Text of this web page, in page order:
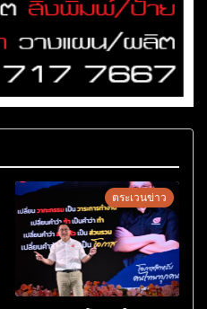
ตระเวนข่าว